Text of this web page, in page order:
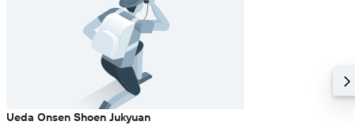
Ueda Onsen Shoen Jukyuan